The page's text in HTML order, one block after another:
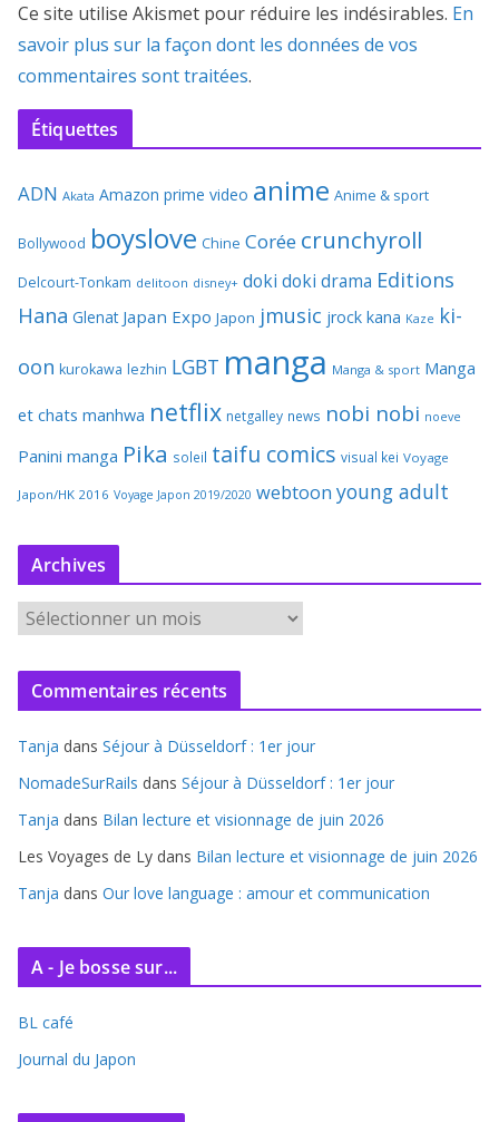
Ce site utilise Akismet pour réduire les indésirables. En
savoir plus sur la façon dont les données de vos
commentaires sont traitées.
Étiquettes
ADN Akata Amazon prime video anime Anime & sport
Bollywood boyslove Chine Corée crunchyroll
Delcourt-Tonkam delitoon disney+ doki doki drama Editions
Hana Glenat Japan Expo Japon jmusic jrock kana Kaze ki-
oon kurokawa lezhin LGBT manga Manga & sport Manga
et chats manhwa netflix netgalley news nobi nobi noeve
Panini manga Pika soleil taifu comics visual kei Voyage
Japon/HK 2016 Voyage Japon 2019/2020 webtoon young adult
Archives
c
v
e
s
Commentaires récents
Tanja dans Séjour à Düsseldorf : 1er jour
NomadeSurRails dans Séjour à Düsseldorf : 1er jour
Tanja dans Bilan lecture et visionnage de juin 2026
Les Voyages de Ly dans Bilan lecture et visionnage de juin 2026
Tanja dans Our love language : amour et communication
A - Je bosse sur...
BL café
Journal du Japon